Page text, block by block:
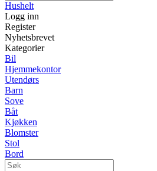
Hushelt
Logg inn
Register
Nyhetsbrevet
Kategorier
Bil
Hjemmekontor
Utendørs
Barn
Sove
Båt
Kjøkken
Blomster
Stol
Bord